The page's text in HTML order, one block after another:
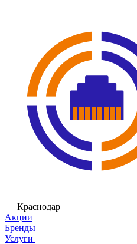
Краснодар
Акции
Бренды
Услуги